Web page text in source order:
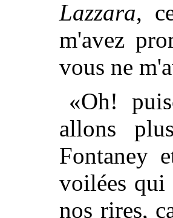
Lazzara,
m'avez
vous ne
«Oh!
allons
Fontaney
voilées qui
nos rires,